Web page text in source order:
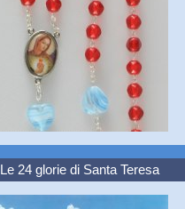
Le 24 glorie di Santa Teresa